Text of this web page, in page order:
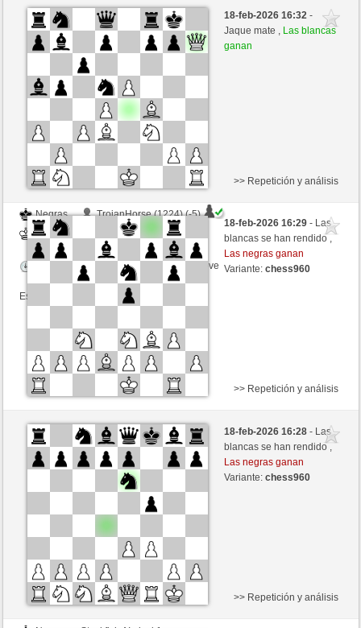
Negras
Stockfish AI nivel 5
Blancas
toshila (1505)
18-feb-2026 16:32-
Jaque mate , Las blancas
ganan
Negras
TrojanHorse (1224) (-5)
Blancas
toshila (1500) (+5)
Tiempo: 3 minutes/side + 1 seconds/move
Esta partida es por puntos
>> Repetición y análisis
18-feb-2026 16:29- Las
blancas se han rendido ,
Las negras ganan
Variante:chess960
Negras
Stockfish AI nivel 2
Blancas
toshila (1500)
>> Repetición y análisis
18-feb-2026 16:28- Las
blancas se han rendido ,
Las negras ganan
Variante:chess960
>> Repetición y análisis